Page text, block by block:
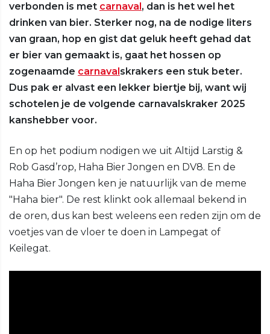
verbonden is met carnaval, dan is het wel het
drinken van bier. Sterker nog, na de nodige liters
van graan, hop en gist dat geluk heeft gehad dat
er bier van gemaakt is, gaat het hossen op
zogenaamde carnavalskrakers een stuk beter.
Dus pak er alvast een lekker biertje bij, want wij
schotelen je de volgende carnavalskraker 2025
kanshebber voor.
En op het podium nodigen we uit Altijd Larstig &
Rob Gasd’rop, Haha Bier Jongen en DV8. En de
Haha Bier Jongen ken je natuurlijk van de meme
"Haha bier". De rest klinkt ook allemaal bekend in
de oren, dus kan best weleens een reden zijn om de
voetjes van de vloer te doen in Lampegat of
Keilegat.